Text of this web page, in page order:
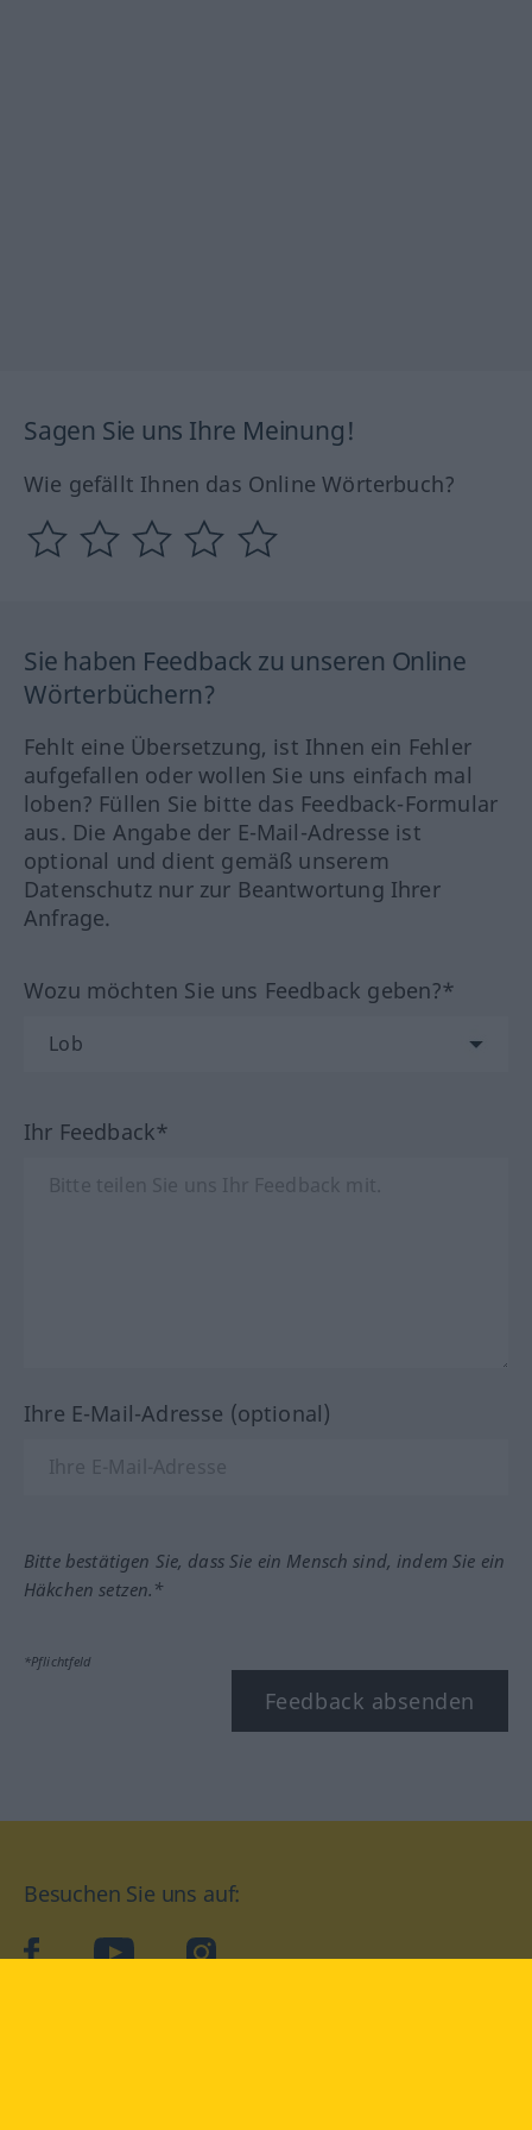
Sagen Sie uns Ihre Meinung!
Wie gefällt Ihnen das Online Wörterbuch?
Sie haben Feedback zu unseren Online
Wörterbüchern?
Fehlt eine Übersetzung, ist Ihnen ein Fehler
aufgefallen oder wollen Sie uns einfach mal
loben? Füllen Sie bitte das Feedback-Formular
aus. Die Angabe der E-Mail-Adresse ist
optional und dient gemäß unserem
Datenschutz nur zur Beantwortung Ihrer
Anfrage.
Wozu möchten Sie uns Feedback geben?*
Ihr Feedback*
Ihre E-Mail-Adresse (optional)
Bitte bestätigen Sie, dass Sie ein Mensch sind, indem Sie ein
Häkchen setzen.*
*Pflichtfeld
Feedback absenden
Besuchen Sie uns auf:
facebookYouTube Instagram